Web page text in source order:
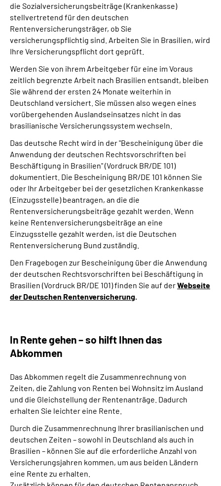
die Sozialversicherungsbeiträge (Krankenkasse)
stellvertretend für den deutschen
Rentenversicherungsträger, ob Sie
versicherungspflichtig sind. Arbeiten Sie in Brasilien, wird
Ihre Versicherungspflicht dort geprüft.
Werden Sie von ihrem Arbeitgeber für eine im Voraus
zeitlich begrenzte Arbeit nach Brasilien entsandt, bleiben
Sie während der ersten 24 Monate weiterhin in
Deutschland versichert. Sie müssen also wegen eines
vorübergehenden Auslandseinsatzes nicht in das
brasilianische Versicherungssystem wechseln.
Das deutsche Recht wird in der "Bescheinigung über die
Anwendung der deutschen Rechtsvorschriften bei
Beschäftigung in Brasilien" (Vordruck BR/DE 101)
dokumentiert. Die Bescheinigung BR/DE 101 können Sie
oder Ihr Arbeitgeber bei der gesetzlichen Krankenkasse
(Einzugsstelle) beantragen, an die die
Rentenversicherungsbeiträge gezahlt werden. Wenn
keine Rentenversicherungsbeiträge an eine
Einzugsstelle gezahlt werden, ist die Deutschen
Rentenversicherung Bund zuständig.
Den Fragebogen zur Bescheinigung über die Anwendung
der deutschen Rechtsvorschriften bei Beschäftigung in
Brasilien (Vordruck BR/DE 101) finden Sie auf derWebseite
der Deutschen Rentenversicherung.
In Rente gehen – so hilft Ihnen das
Abkommen
Das Abkommen regelt die Zusammenrechnung von
Zeiten, die Zahlung von Renten bei Wohnsitz im Ausland
und die Gleichstellung der Rentenanträge. Dadurch
erhalten Sie leichter eine Rente.
Durch die Zusammenrechnung Ihrer brasilianischen und
deutschen Zeiten – sowohl in Deutschland als auch in
Brasilien – können Sie auf die erforderliche Anzahl von
Versicherungsjahren kommen, um aus beiden Ländern
eine Rente zu erhalten.